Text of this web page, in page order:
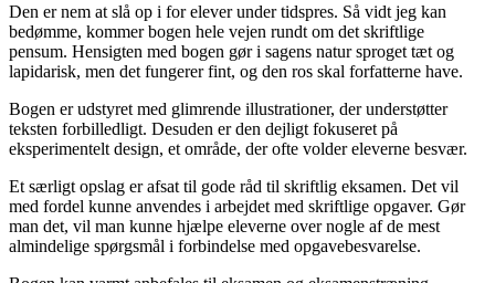
Den er nem at slå op i for elever under tidspres. Så vidt jeg kan
bedømme, kommer bogen hele vejen rundt om det skriftlige
pensum. Hensigten med bogen gør i sagens natur sproget tæt og
lapidarisk, men det fungerer fint, og den ros skal forfatterne have.
Bogen er udstyret med glimrende illustrationer, der understøtter
teksten forbilledligt. Desuden er den dejligt fokuseret på
eksperimentelt design, et område, der ofte volder eleverne besvær.
Et særligt opslag er afsat til gode råd til skriftlig eksamen. Det vil
med fordel kunne anvendes i arbejdet med skriftlige opgaver. Gør
man det, vil man kunne hjælpe eleverne over nogle af de mest
almindelige spørgsmål i forbindelse med opgavebesvarelse.